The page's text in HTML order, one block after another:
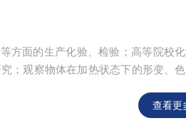
方面的生产化验、检验；高等院校
；观察物体在加热状态下的形变、
查看